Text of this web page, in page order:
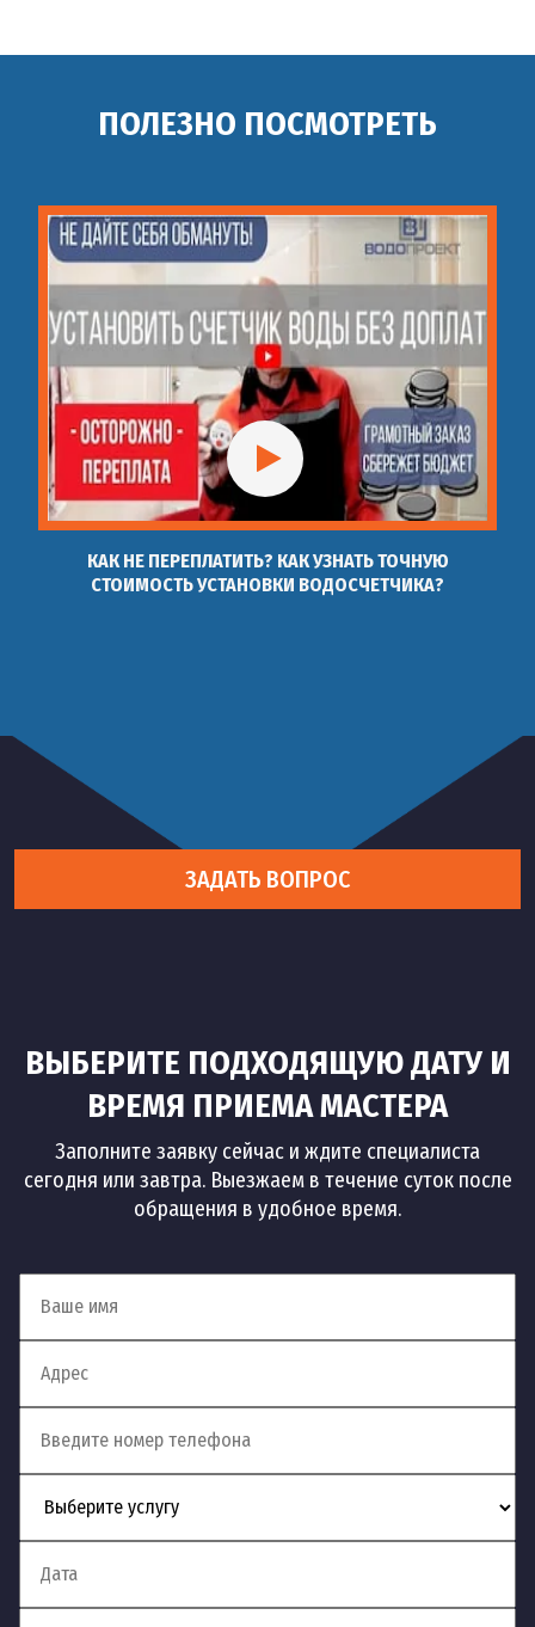
ПОЛЕЗНО ПОСМОТРЕТЬ
КАК НЕ ПЕРЕПЛАТИТЬ? КАК УЗНАТЬ ТОЧНУЮ
СТОИМОСТЬ УСТАНОВКИ ВОДОСЧЕТЧИКА?
ЗАДАТЬ ВОПРОС
ВЫБЕРИТЕ ПОДХОДЯЩУЮ ДАТУ И
ВРЕМЯ ПРИЕМА МАСТЕРА
Заполните заявку сейчас и ждите специалиста
сегодня или завтра. Выезжаем в течение суток после
обращения в удобное время.